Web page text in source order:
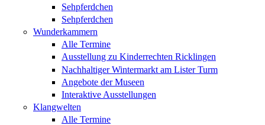
Sehpferdchen
Sehpferdchen
Wunderkammern
Alle Termine
Ausstellung zu Kinderrechten Ricklingen
Nachhaltiger Wintermarkt am Lister Turm
Angebote der Museen
Interaktive Ausstellungen
Klangwelten
Alle Termine